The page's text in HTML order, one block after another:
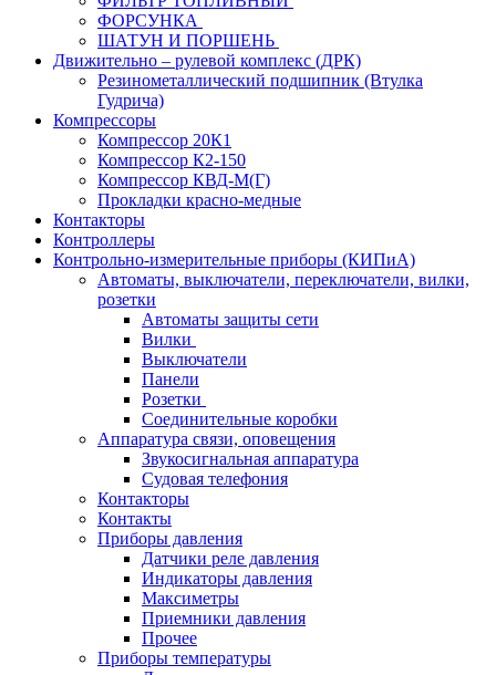
ФОРСУНКА
ШАТУН И ПОРШЕНЬ
Движительно – рулевой комплекс (ДРК)
Резинометаллический подшипник (Втулка
Гудрича)
Компрессоры
Компрессор 20К1
Компрессор К2-150
Компрессор КВД-М(Г)
Прокладки красно-медные
Контакторы
Контроллеры
Контрольно-измерительные приборы (КИПиА)
Автоматы, выключатели, переключатели, вилки,
розетки
Автоматы защиты сети
Вилки
Выключатели
Панели
Розетки
Соединительные коробки
Аппаратура связи, оповещения
Звукосигнальная аппаратура
Судовая телефония
Контакторы
Контакты
Приборы давления
Датчики реле давления
Индикаторы давления
Максиметры
Приемники давления
Прочее
Приборы температуры